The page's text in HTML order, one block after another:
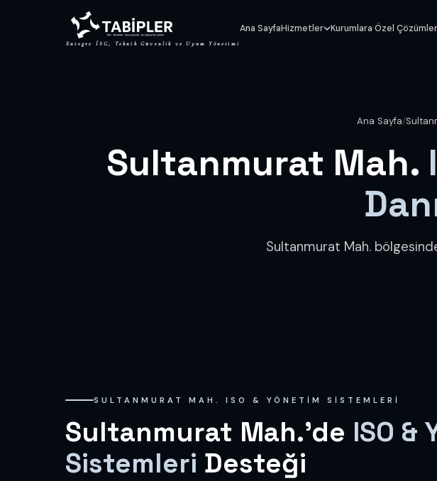
Entegre İSG, Teknik Güvenlik ve Uyum Yönetimi
Ana SayfaHizmetler Kurumlara Özel Çözümler
Ana Sayfa/
Sultanmurat Mah.
Sultanmurat Mah.
SULTANMURAT MAH. ISO & YÖNETIM SISTEMLERI
Sultanmurat Mah.'de ISO &
Sistemleri Desteği